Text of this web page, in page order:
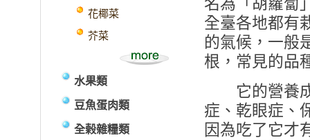
花椰菜
芥菜
水果類
豆魚蛋肉類
全榖雜糧類
名為「胡蘿蔔
全臺各地都有
的氣候，一般
根，常見的品
它的營養成
症、乾眼症、
因為吃了它才